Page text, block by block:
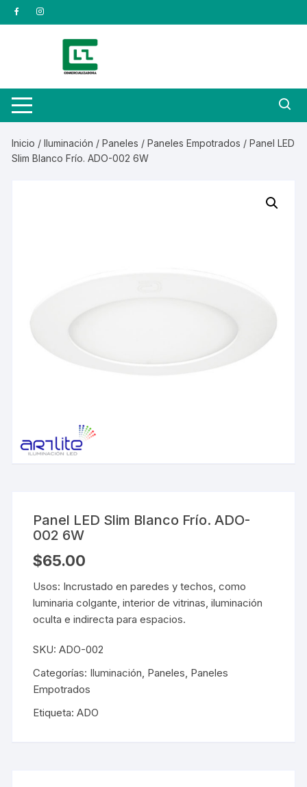
Saltar
al
Inicio /Iluminación /Paneles /Paneles Empotrados / Panel LED
Slim Blanco Frío. ADO-002 6W
Panel LED Slim Blanco Frío. ADO-
002 6W
$65.00
Usos: Incrustado en paredes y techos, como
luminaria colgante, interior de vitrinas, iluminación
oculta e indirecta para espacios.
SKU:ADO-002
Categorías: Iluminación Paneles Paneles
Empotrados
Etiqueta:ADO